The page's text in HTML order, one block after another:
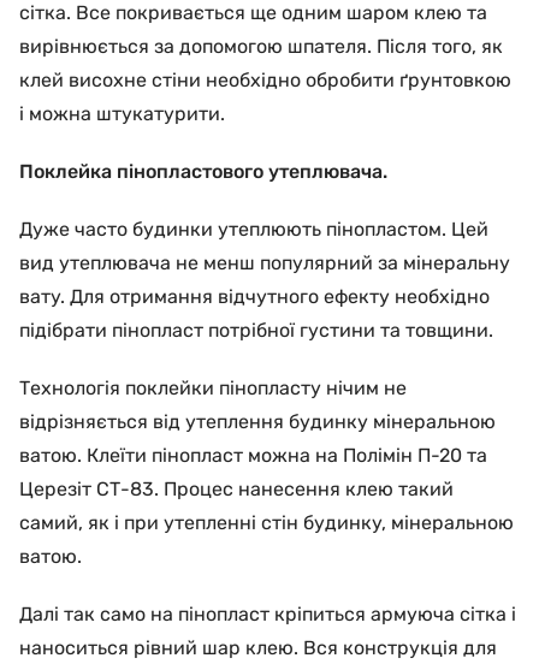
сітка. Все покривається ще одним шаром клею та
вирівнюється за допомогою шпателя. Після того, як
клей висохне стіни необхідно обробити ґрунтовкою
і можна штукатурити.
Поклейка пінопластового утеплювача.
Дуже часто будинки утеплюють пінопластом. Цей
вид утеплювача не менш популярний за мінеральну
вату. Для отримання відчутного ефекту необхідно
підібрати пінопласт потрібної густини та товщини.
Технологія поклейки пінопласту нічим не
відрізняється від утеплення будинку мінеральною
ватою. Клеїти пінопласт можна на Полімін П-20 та
Церезіт СТ-83. Процес нанесення клею такий
самий, як і при утепленні стін будинку, мінеральною
ватою.
Далі так само на пінопласт кріпиться армуюча сітка і
наноситься рівний шар клею. Вся конструкція для